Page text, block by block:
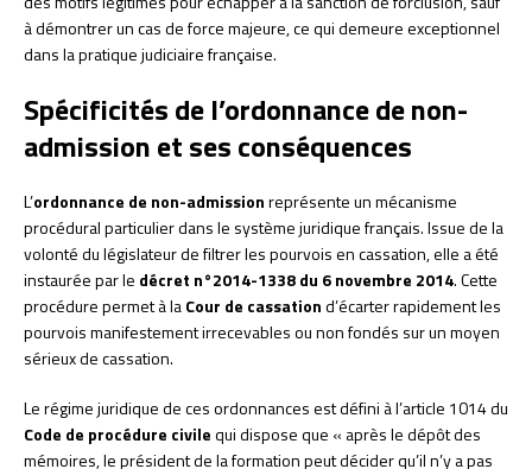
à démontrer un cas de force majeure, ce qui demeure exceptionnel
dans la pratique judiciaire française.
Spécificités de l’ordonnance de non-
admission et ses conséquences
L’ordonnance de non-admissionreprésente un mécanisme
procédural particulier dans le système juridique français. Issue de la
volonté du législateur de filtrer les pourvois en cassation, elle a été
instaurée par le décret n°2014-1338 du 6 novembre 2014. Cette
procédure permet à laCour de cassationd’écarter rapidement les
pourvois manifestement irrecevables ou non fondés sur un moyen
sérieux de cassation.
Le régime juridique de ces ordonnances est défini à l’article 1014 du
Code de procédure civilequi dispose que « après le dépôt des
mémoires, le président de la formation peut décider qu’il n’y a pas